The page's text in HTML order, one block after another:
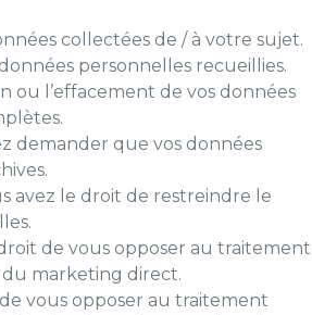
collectées de / à votre sujet.
personnelles recueillies.
ou l’effacement de vos données
demander que vos données
avez le droit de restreindre le
de vous opposer au traitement
du marketing direct.
vous opposer au traitement